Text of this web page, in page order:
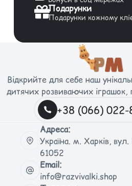
Подарунки
Подарунки кожному
Відкрийте для себе наш
дитячих розвиваючих іграшок,
+38 (066)
Адреса:
Україна. м. Харків,
61052
Email:
info@razvivalki.shop